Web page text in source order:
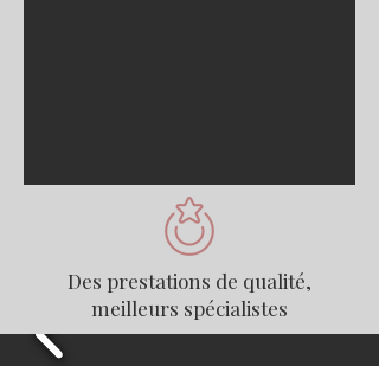
Des prestations de qualité,
meilleurs spécialistes